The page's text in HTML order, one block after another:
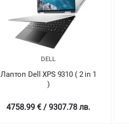
DELL
Лаптоп Dell XPS 9310 ( 2 in 1
)
5569.01 € / 10892.04 лв.